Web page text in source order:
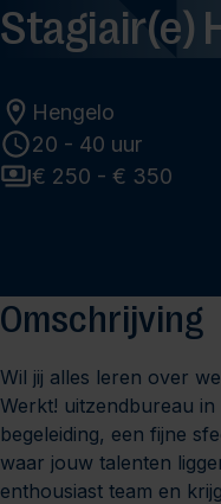
Stagiair(e)
Hengelo
20 - 40 uur
€ 250 - € 350
Omschrijving
Wil jij alles leren over
Werkt! uitzendbureau in
begeleiding, een fijne
waar jouw talenten
enthousiast team en